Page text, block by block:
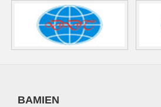
BAMIEN